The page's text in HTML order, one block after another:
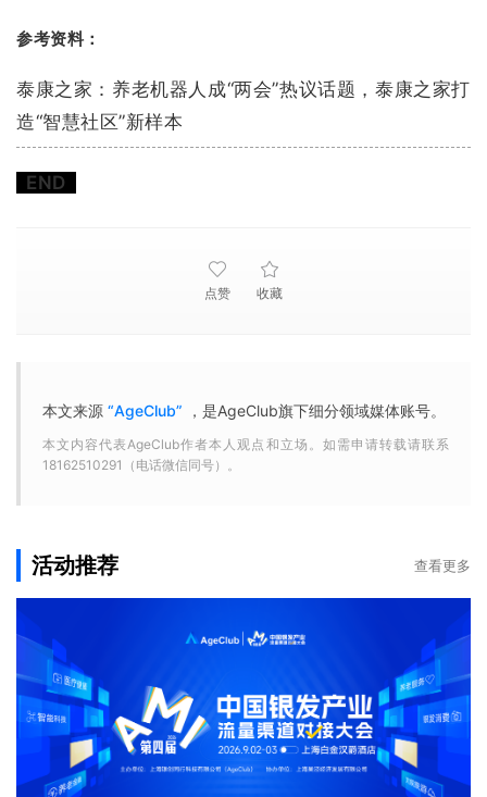
参考资料：
泰康之家：养老机器人成“两会”热议话题，泰康之家打
造“智慧社区”新样本
END
点赞 收藏
本文来源 “AgeClub” ，是AgeClub旗下细分领域媒体账号。
本文内容代表AgeClub作者本人观点和立场。如需申请转载请联系
18162510291（电话微信同号）。
活动推荐 查看更多